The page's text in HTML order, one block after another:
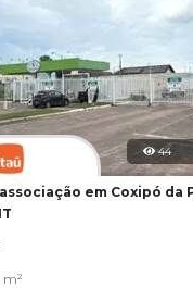
44
em Coxipó da